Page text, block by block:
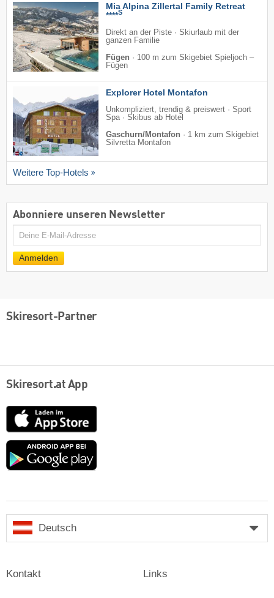
Mia Alpina Zillertal Family Retreat
****S
Direkt an der Piste · Skiurlaub mit der
ganzen Familie
Fügen · 100 m zum Skigebiet Spieljoch –
Fügen
Explorer Hotel Montafon
Unkompliziert, trendig & preiswert · Sport
Spa · Skibus ab Hotel
Gaschurn/Montafon · 1 km zum Skigebiet
Silvretta Montafon
Weitere Top-Hotels
Abonniere unseren Newsletter
E-
Anmelden
Skiresort-Partner
Skiresort.at App
App
Store
Google
Deutsch
Kontakt Links